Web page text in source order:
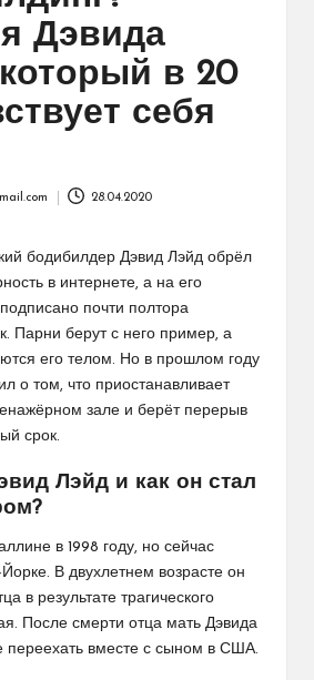
Дэвида
в 20
себя
28.04.2020
бодибилдер Дэвид Лэйд обрёл
в интернете, а на его
почти полтора
Парни берут с него пример, а
его телом. Но в прошлом году
о том, что приостанавливает
зале и берёт перерыв
срок.
Лэйд и как он стал
в 1998 году, но сейчас
В двухлетнем возрасте он
в результате трагического
После смерти отца мать Дэвида
переехать вместе с сыном в США.